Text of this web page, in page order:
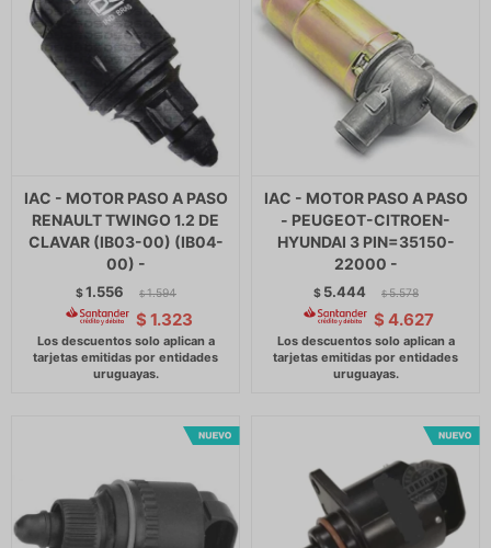
IAC - MOTOR PASO A PASO
RENAULT TWINGO 1.2 DE
CLAVAR (IB03-00) (IB04-
00) -
$1.556 $ 1.594
$ 1.323
IAC - MOTOR PASO A PASO
- PEUGEOT-CITROEN-
HYUNDAI 3 PIN=35150-
22000 -
$ 5.444 $ 5.578
$ 4.627